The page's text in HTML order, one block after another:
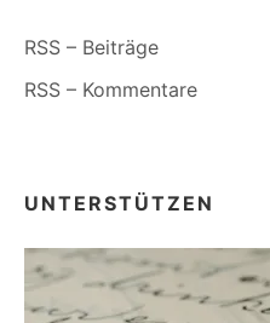
RSS – Beiträge
RSS – Kommentare
UNTERSTÜTZEN